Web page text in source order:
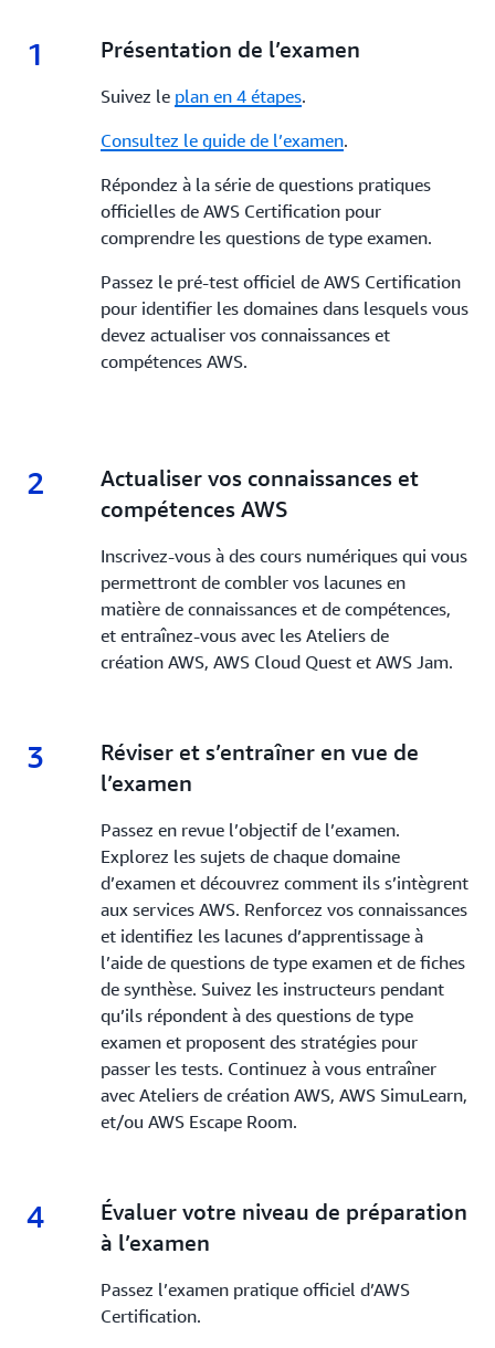
1 1.
Présentation de l’examen
Suivez le plan en 4 étapes.
Consultez le guide de l’examen.
Répondez à la série de questions pratiques
officielles de AWS Certification pour
comprendre les questions de type examen.
Passez le pré-test officiel de AWS Certification
pour identifier les domaines dans lesquels vous
devez actualiser vos connaissances et
compétences AWS.
2 2.
Actualiser vos connaissances et
compétences AWS
Inscrivez-vous à des cours numériques qui vous
permettront de combler vos lacunes en
matière de connaissances et de compétences,
et entraînez-vous avec les Ateliers de
création AWS, AWS Cloud Quest et AWS Jam.
3 3.
Réviser et s’entraîner en vue de
l’examen
Passez en revue l’objectif de l’examen.
Explorez les sujets de chaque domaine
d’examen et découvrez comment ils s’intègrent
aux services AWS. Renforcez vos connaissances
et identifiez les lacunes d’apprentissage à
l’aide de questions de type examen et de fiches
de synthèse. Suivez les instructeurs pendant
qu’ils répondent à des questions de type
examen et proposent des stratégies pour
passer les tests. Continuez à vous entraîner
avec Ateliers de création AWS, AWS SimuLearn,
et/ou AWS Escape Room.
4 4.
Évaluer votre niveau de préparation
à l’examen
Passez l’examen pratique officiel d’AWS
Certification.